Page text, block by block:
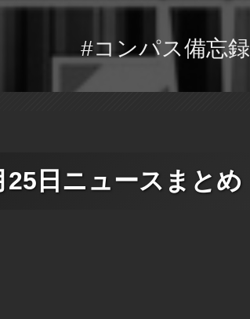
#コンパス備忘録
25日ニュースまとめ